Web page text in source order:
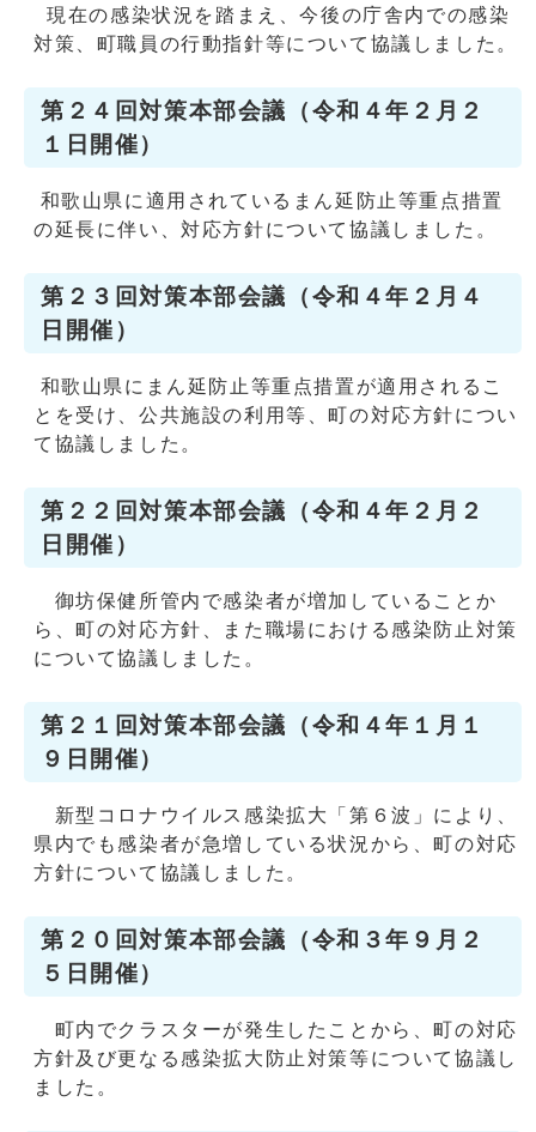
現在の感染状況を踏まえ、今後の庁舎内での感染
対策、町職員の行動指針等について協議しました。
第２４回対策本部会議（令和４年２月２
１日開催）
和歌山県に適用されているまん延防止等重点措置
の延長に伴い、対応方針について協議しました。
第２３回対策本部会議（令和４年２月４
日開催）
和歌山県にまん延防止等重点措置が適用されるこ
とを受け、公共施設の利用等、町の対応方針につい
て協議しました。
第２２回対策本部会議（令和４年２月２
日開催）
御坊保健所管内で感染者が増加していることか
ら、町の対応方針、また職場における感染防止対策
について協議しました。
第２１回対策本部会議（令和４年１月１
９日開催）
新型コロナウイルス感染拡大「第６波」により、
県内でも感染者が急増している状況から、町の対応
方針について協議しました。
第２０回対策本部会議（令和３年９月２
５日開催）
町内でクラスターが発生したことから、町の対応
方針及び更なる感染拡大防止対策等について協議し
ました。